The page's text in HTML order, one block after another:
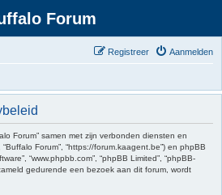
Forum
Aanmelden
Registreer
Forum” samen met zijn verbonden diensten en
“Buffalo Forum”, “https://forum.kaagent.be”) en phpBB
“www.phpbb.com”, “phpBB Limited”, “phpBB-
gedurende een bezoek aan dit forum, wordt